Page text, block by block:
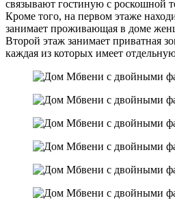
связывают гостиную с роскошной
Кроме того, на первом этаже
занимает проживающая в доме
Второй этаж занимает приватная
каждая из которых имеет